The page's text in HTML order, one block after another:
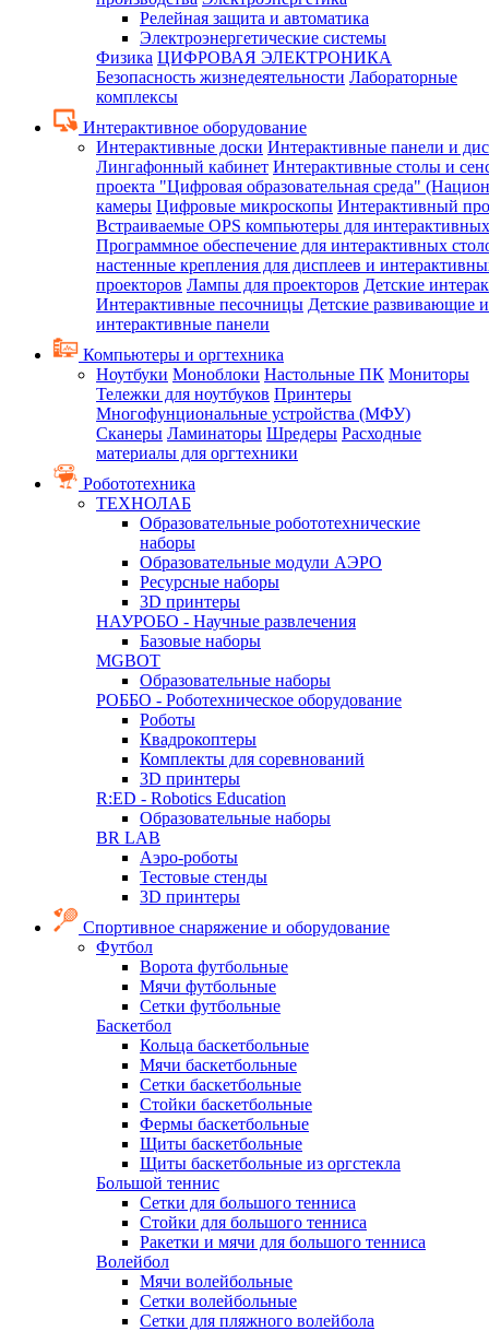
Релейная защита и автоматика
Электроэнергетические системы
Физика ЦИФРОВАЯ ЭЛЕКТРОНИКА
Безопасность жизнедеятельности Лабораторные
комплексы
Интерактивное оборудование
Интерактивные доски Интерактивные панели и
Лингафонный кабинет Интерактивные столы и
проекта "Цифровая образовательная среда"
камеры Цифровые микроскопы Интерактивный
Встраиваемые OPS компьютеры для
Программное обеспечение для интерактивных
настенные крепления для дисплеев и
проекторов Лампы для проекторов Детские
Интерактивные песочницы Детские развивающие
интерактивные панели
Компьютеры и оргтехника
Ноутбуки Моноблоки Настольные ПК Мониторы
Тележки для ноутбуков Принтеры
Многофунциональные устройства (МФУ)
Сканеры Ламинаторы Шредеры Расходные
материалы для оргтехники
Робототехника
ТЕХНОЛАБ
Образовательные робототехнические
наборы
Образовательные модули АЭРО
Ресурсные наборы
3D принтеры
НАУРОБО - Научные развлечения
Базовые наборы
MGBOT
Образовательные наборы
РОББО - Роботехническое оборудование
Роботы
Квадрокоптеры
Комплекты для соревнований
3D принтеры
R:ED - Robotics Education
Образовательные наборы
BR LAB
Аэро-роботы
Тестовые стенды
3D принтеры
Спортивное снаряжение и оборудование
Футбол
Ворота футбольные
Мячи футбольные
Сетки футбольные
Баскетбол
Кольца баскетбольные
Мячи баскетбольные
Сетки баскетбольные
Стойки баскетбольные
Фермы баскетбольные
Щиты баскетбольные
Щиты баскетбольные из оргстекла
Большой теннис
Сетки для большого тенниса
Стойки для большого тенниса
Ракетки и мячи для большого тенниса
Волейбол
Мячи волейбольные
Сетки волейбольные
Сетки для пляжного волейбола